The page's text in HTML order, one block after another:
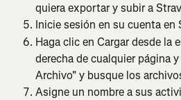
quiera exportar y subir a
Inicie sesión en su cuenta en
Haga clic en Cargar desde la
derecha de cualquier página
Archivo" y busque los
Asigne un nombre a sus